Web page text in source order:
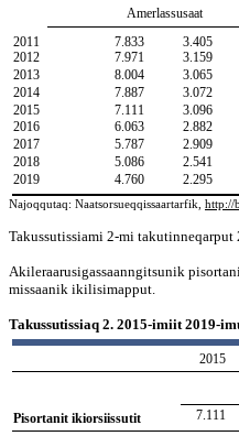
Amerlassusaat
2011
7.833 3.405
2012
7.971 3.159
2013
8.004 3.065
2014
7.887 3.072
2015
7.111 3.096
2016
6.063 2.882
2017
5.787 2.909
2018
5.086 2.541
2019
4.760 2.295
Najoqqutaq: Naatsorsueqqissaartarfik, http://
Takussutissiami 2-mi
Akileraarusigassaanngitsunik
missaanik ikilisimapput.
Takussutissiaq 2. 2015-imiit 2019-
2015
Pisortanit ikiorsiissutit 7.111